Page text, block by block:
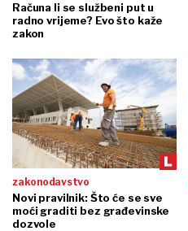
Računa li se službeni put u
radno vrijeme? Evo što kaže
zakon
zakonodavstvo
Novi pravilnik: Što će se sve
moći graditi bez građevinske
dozvole